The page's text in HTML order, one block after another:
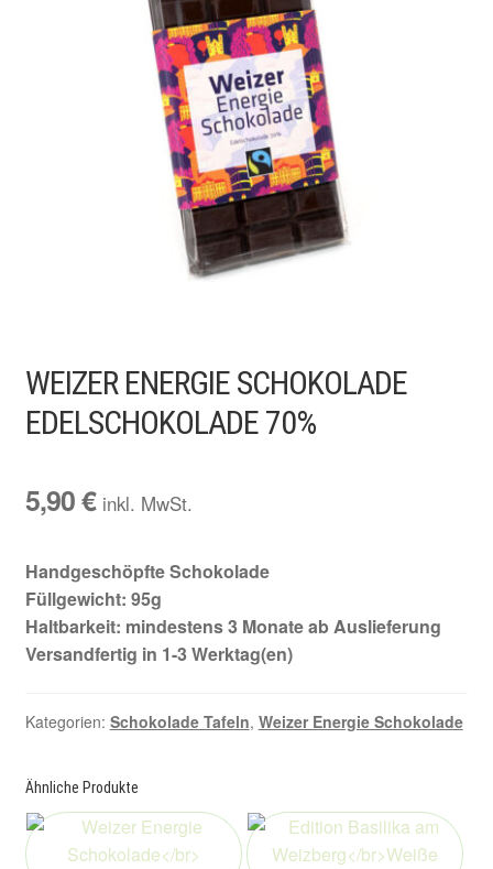
WEIZER ENERGIE SCHOKOLADE
EDELSCHOKOLADE 70%
5,90€ inkl. MwSt.
Handgeschöpfte Schokolade
Füllgewicht: 95g
Haltbarkeit: mindestens 3 Monate ab Auslieferung
Versandfertig in 1-3 Werktag(en)
Kategorien: Schokolade Tafeln, Weizer Energie Schokolade
Ähnliche Produkte